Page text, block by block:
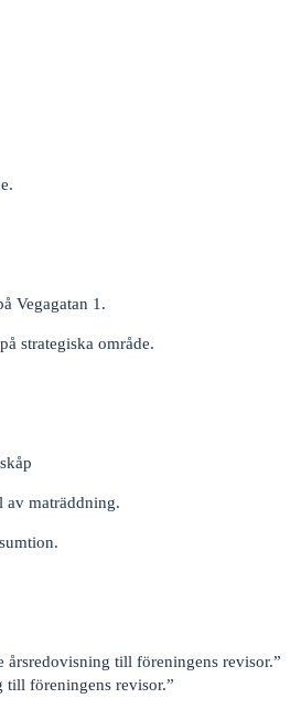
Vegagatan 1.
strategiska område.
av maträddning.
årsredovisning till föreningens revisor.”
till föreningens revisor.”